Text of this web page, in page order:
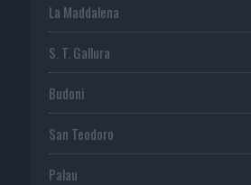
La Maddalena
S. T. Gallura
Budoni
San Teodoro
Palau